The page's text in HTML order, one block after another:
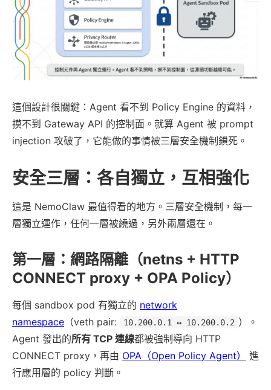
這個設計很關鍵：Agent 看不到 Policy Engine 的資料，
摸不到 Gateway API 的控制面。就算 Agent 被 prompt
injection 攻破了，它能做的事情被三層安全機制鎖死。
安全三層：各自獨立，互相強化
這是 NemoClaw 最值得看的地方。三層安全機制，每一
層獨立運作，任何一層被繞過，另外兩層還在。
第一層：網路隔離（netns + HTTP
CONNECT proxy + OPA Policy）
每個 sandbox pod 有獨立的 network
namespace （veth pair: 10.200.0.1 ↔ 10.200.0.2 ）。
Agent 發出的所有 TCP 連線都被強制導向 HTTP
CONNECT proxy，再由 OPA（Open Policy Agent）
進
行應用層的 policy 判斷。